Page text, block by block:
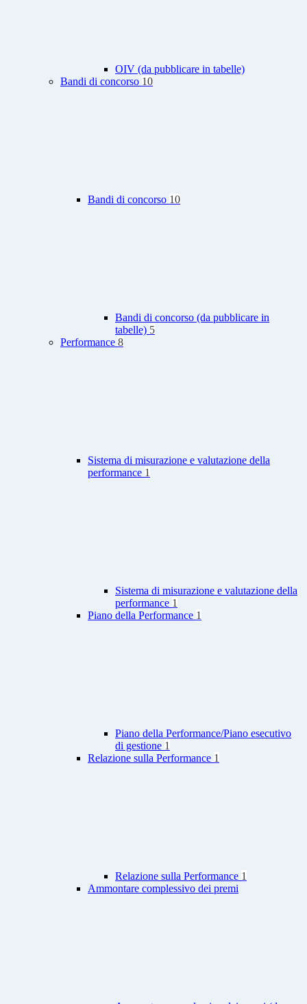
OIV (da pubblicare in tabelle)
Bandi di concorso 10
Bandi di concorso 10
Bandi di concorso (da pubblicare in
tabelle) 5
Performance 8
Sistema di misurazione e valutazione della
performance 1
Sistema di misurazione e valutazione della
performance 1
Piano della Performance 1
Piano della Performance/Piano esecutivo
di gestione 1
Relazione sulla Performance 1
Relazione sulla Performance 1
Ammontare complessivo dei premi